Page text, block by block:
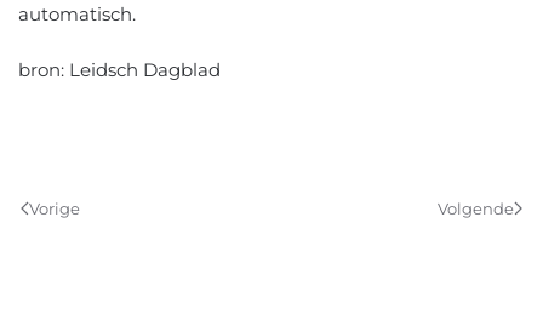
automatisch.
bron: Leidsch Dagblad
Vorige Volgende